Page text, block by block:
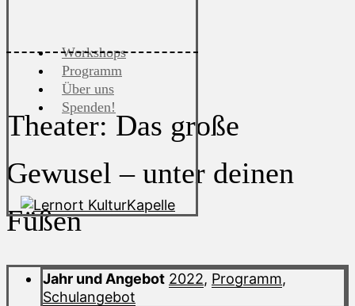
Workshops
Programm
Über uns
Spenden!
Theater: Das große
Gewusel – unter deinen
Füßen
Jahr und Angebot 2022, Programm,
Schulangebot